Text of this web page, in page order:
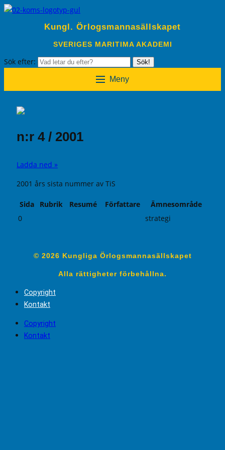
Kungl. Örlogsmannasällskapet
SVERIGES MARITIMA AKADEMI
Sök efter: Sök!
Meny
n:r 4 / 2001
Ladda ned »
2001 års sista nummer av TiS
Sida Rubrik Resumé Författare
Ämnesområde
0
strategi
© 2026 Kungliga Örlogsmannasällskapet
Alla rättigheter förbehållna.
Copyright
Kontakt
Copyright
Kontakt